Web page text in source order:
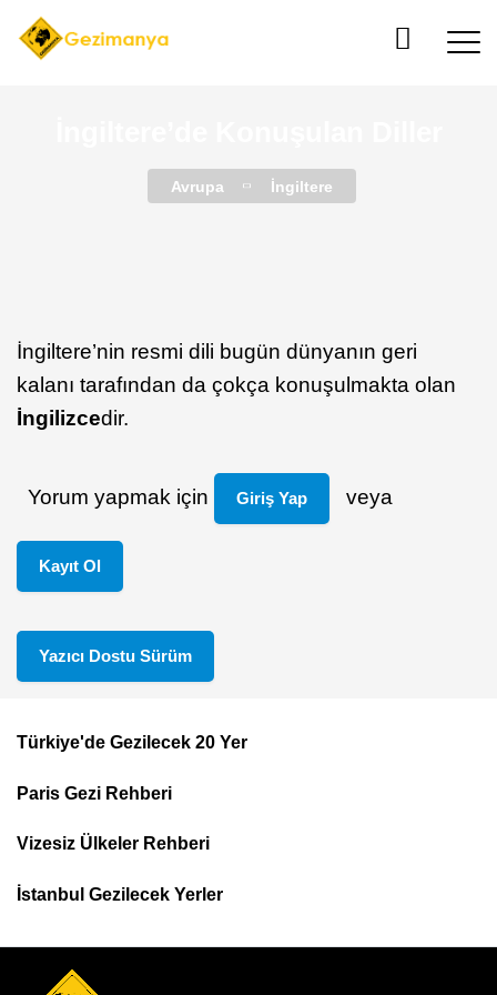
Avrupa İngiltere
İngiltere’nin resmi dili bugün dünyanın geri
kalanı tarafından da çokça konuşulmakta olan
İngilizcedir.
Yorum yapmak için Giriş Yap veya
Kayıt Ol
Yazıcı Dostu Sürüm
Footer
Top
Menu
Türkiye'de Gezilecek 20 Yer
Paris Gezi Rehberi
Vizesiz Ülkeler Rehberi
İstanbul Gezilecek Yerler